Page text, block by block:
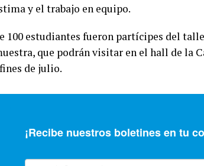
y el trabajo en equipo.
100 estudiantes fueron partícipes del
que podrán visitar en el hall de la
de julio.